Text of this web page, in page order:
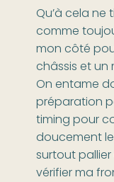
Qu’à cela ne
comme
mon côté
châssis et
On entame
préparation
timing pour
doucement
surtout
vérifier ma